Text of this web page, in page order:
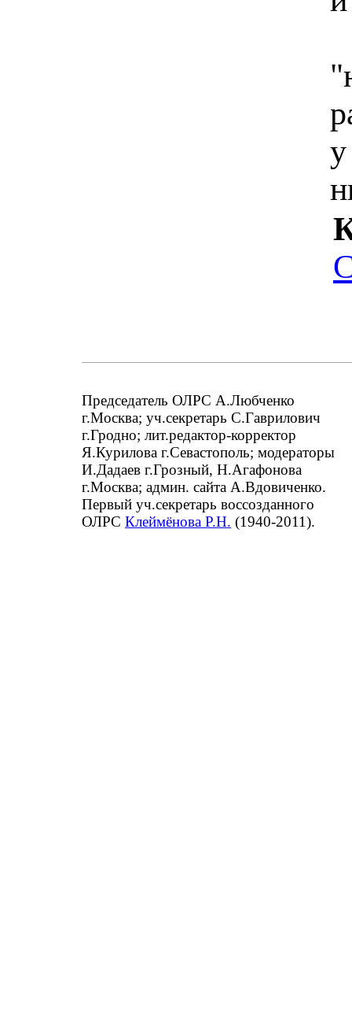
Председатель ОЛРС А.Любченко
г.Москва; уч.секретарь С.Гаврилович
г.Гродно; лит.редактор-корректор
Я.Курилова г.Севастополь; модераторы
И.Дадаев г.Грозный, Н.Агафонова
г.Москва; админ. сайта А.Вдовиченко.
Первый уч.секретарь воссозданного
ОЛРС Клеймёнова Р.Н. (1940-2011).